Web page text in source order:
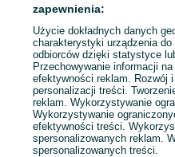
967137449
Zadzwoń / SMS
zapewnienia:
Użycie dokładnych danych
charakterystyki urządzenia
odbiorców dzięki statystyce
Przechowywanie informacji
efektywności reklam. Rozwój
personalizacji treści.
reklam. Wykorzystywanie
Wykorzystywanie
efektywności treści.
spersonalizowanych reklam.
spersonalizowanych treści.